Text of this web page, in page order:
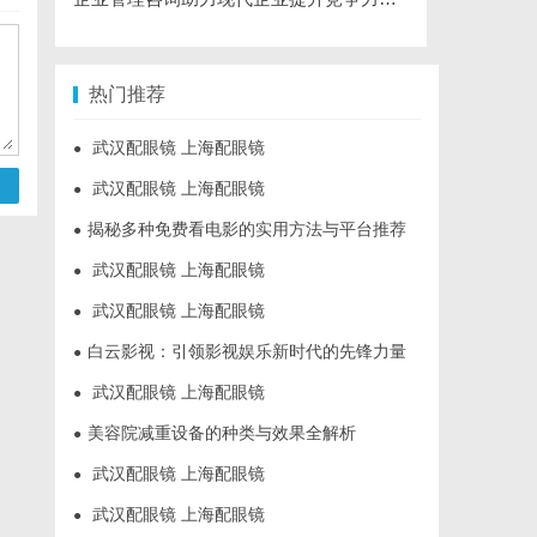
热门推荐
● 武汉配眼镜 上海配眼镜
● 武汉配眼镜 上海配眼镜
● 揭秘多种免费看电影的实用方法与平台推荐
● 武汉配眼镜 上海配眼镜
● 武汉配眼镜 上海配眼镜
● 白云影视：引领影视娱乐新时代的先锋力量
● 武汉配眼镜 上海配眼镜
● 美容院减重设备的种类与效果全解析
● 武汉配眼镜 上海配眼镜
● 武汉配眼镜 上海配眼镜